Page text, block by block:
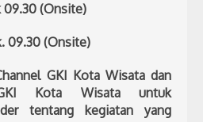
09.30 (Onsite)
09.30 (Onsite)
GKI Kota Wisata dan
Kota Wisata untuk
tentang kegiatan yang